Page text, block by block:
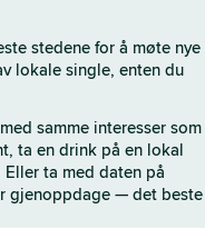
stedene for å møte nye
lokale single, enten du
samme interesser som
ta en drink på en lokal
ta med daten på
gjenoppdage — det beste